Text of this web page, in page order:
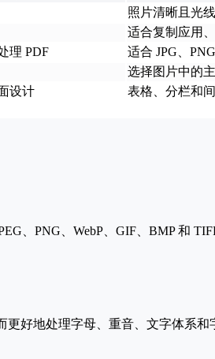
照片清晰且光
适合复制应用
理 PDF
适合 JPG、
选择图片中的
设计 表格、分栏和
、PNG、WebP、GIF、BMP 和
好地处理字母、重音、文字体系和